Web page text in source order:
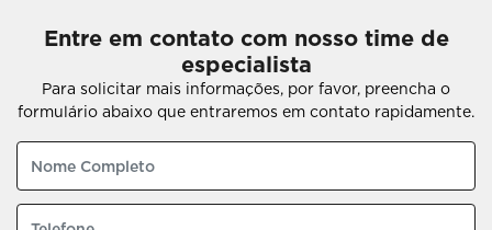
Entre em contato com nosso time de
especialista
Para solicitar mais informações, por favor, preencha o
formulário abaixo que entraremos em contato rapidamente.